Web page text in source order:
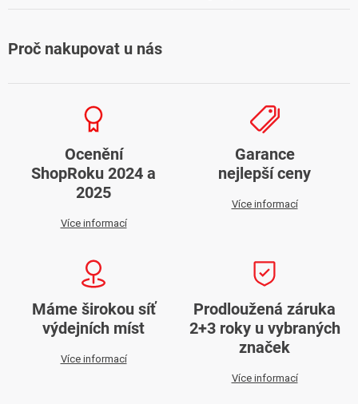
Proč nakupovat u nás
Ocenění
ShopRoku 2024 a
2025
Více informací
Garance
nejlepší ceny
Více informací
Máme širokou síť
výdejních míst
Více informací
Prodloužená záruka
2+3 roky u vybraných
značek
Více informací